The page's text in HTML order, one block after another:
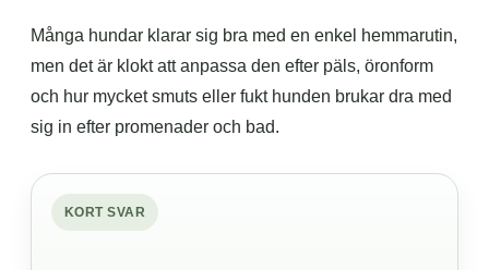
Många hundar klarar sig bra med en enkel hemmarutin,
men det är klokt att anpassa den efter päls, öronform
och hur mycket smuts eller fukt hunden brukar dra med
sig in efter promenader och bad.
KORT SVAR